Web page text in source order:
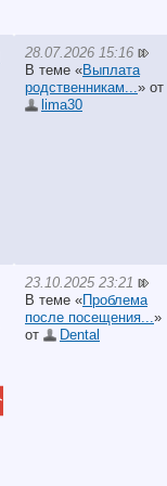
28.07.2026 15:16
В теме «Выплата
родственникам... » от
lima30
23.10.2025 23:21
В теме «Проблема
после посещения... »
от
Dental